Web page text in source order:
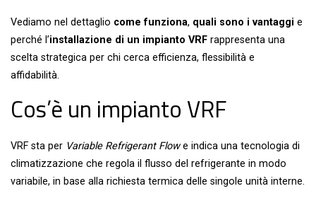
Vediamo nel dettaglio come funziona, quali sono i vantaggi e
perché l’installazione di un impianto VRF rappresenta una
scelta strategica per chi cerca efficienza, flessibilità e
affidabilità.
Cos’è un impianto VRF
VRF sta per Variable Refrigerant Flowe indica una tecnologia di
climatizzazione che regola il flusso del refrigerante in modo
variabile, in base alla richiesta termica delle singole unità interne.